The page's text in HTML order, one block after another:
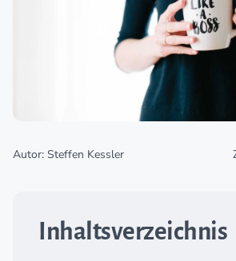
Autor: Steffen Kessler
Inhaltsverzeichnis